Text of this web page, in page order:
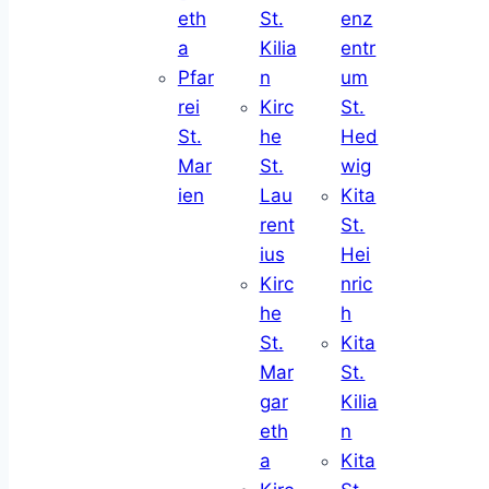
eth
a
Pfar
rei
St.
Mar
ien
St.
Kilia
n
Kirc
he
St.
Lau
rent
ius
Kirc
he
St.
Mar
gar
eth
a
enz
entr
um
St.
Hed
wig
Kita
St.
Hei
nric
h
Kita
St.
Kilia
n
Kita